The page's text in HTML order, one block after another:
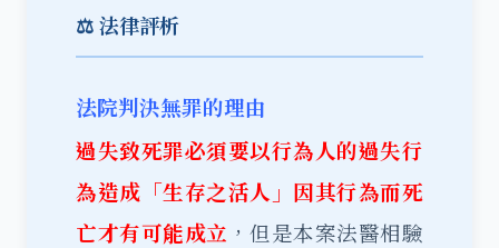
⚖️ 法律評析
法院判決無罪的理由
過失致死罪必須要以行為人的過失行
為造成「生存之活人」因其行為而死
亡才有可能成立 ，但是本案法醫相驗